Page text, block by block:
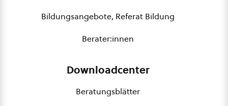
Bildungsangebote, Referat Bildung
Berater:innen
Downloadcenter
Beratungsblätter